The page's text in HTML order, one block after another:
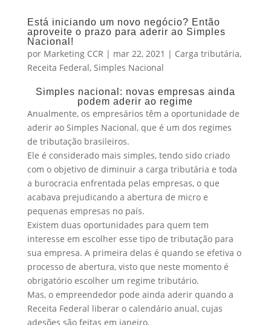
Está iniciando um novo negócio? Então
aproveite o prazo para aderir ao Simples
Nacional!
por Marketing CCR | mar 22, 2021 | Carga tributária,
Receita Federal, Simples Nacional
Simples nacional: novas empresas ainda
podem aderir ao regime
Anualmente, os empresários têm a oportunidade de
aderir ao Simples Nacional, que é um dos regimes
de tributação brasileiros.
Ele é considerado mais simples, tendo sido criado
com o objetivo de diminuir a carga tributária e toda
a burocracia enfrentada pelas empresas, o que
acabava prejudicando a abertura de micro e
pequenas empresas no país.
Existem duas oportunidades para quem tem
interesse em escolher esse tipo de tributação para
sua empresa. A primeira delas é quando se efetiva o
processo de abertura, visto que neste momento é
obrigatório escolher um regime tributário.
Mas, o empreendedor pode ainda aderir quando a
Receita Federal liberar o calendário anual, cujas
adesões são feitas em janeiro.